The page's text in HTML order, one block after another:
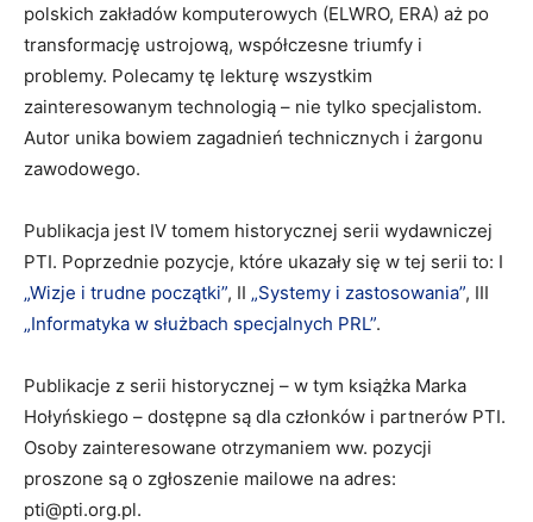
polskich zakładów komputerowych (ELWRO, ERA) aż po
transformację ustrojową, współczesne triumfy i
problemy. Polecamy tę lekturę wszystkim
zainteresowanym technologią – nie tylko specjalistom.
Autor unika bowiem zagadnień technicznych i żargonu
zawodowego.
Publikacja jest IV tomem historycznej serii wydawniczej
PTI. Poprzednie pozycje, które ukazały się w tej serii to: I
„Wizje i trudne początki”, II „Systemy i zastosowania”, III
„Informatyka w służbach specjalnych PRL”.
Publikacje z serii historycznej – w tym książka Marka
Hołyńskiego – dostępne są dla członków i partnerów PTI.
Osoby zainteresowane otrzymaniem ww. pozycji
proszone są o zgłoszenie mailowe na adres:
pti@pti.org.pl.